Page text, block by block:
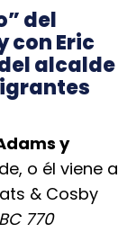
del
con Eric
alcalde
y
o él viene a
& Cosby
770